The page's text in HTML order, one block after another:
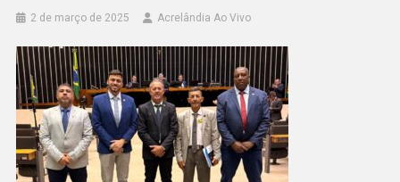
2 de março de 2025 Acrelândia Ao Vivo